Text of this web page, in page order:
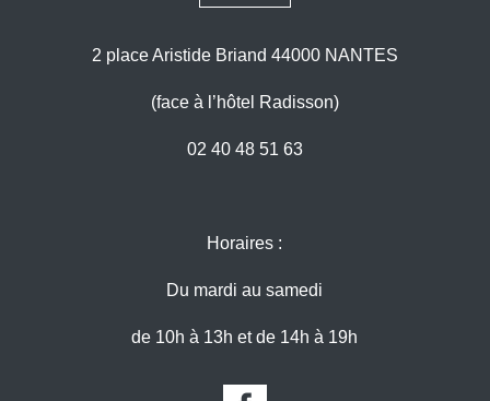
2 place Aristide Briand 44000 NANTES
(face à l’hôtel Radisson)
02 40 48 51 63
Horaires :
Du mardi au samedi
de 10h à 13h et de 14h à 19h